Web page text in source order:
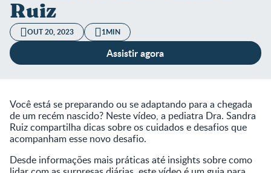
Ruiz
OUT 20, 2023 1MIN
Assistir agora
Você está se preparando ou se adaptando para a chegada
de um recém nascido? Neste vídeo, a pediatra Dra. Sandra
Ruiz compartilha dicas sobre os cuidados e desafios que
acompanham esse novo desafio.
Desde informações mais práticas até insights sobre como